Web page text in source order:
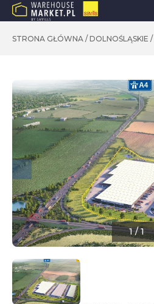
STRONA GŁÓWNA / DOLNOŚLĄSKIE /
1/1